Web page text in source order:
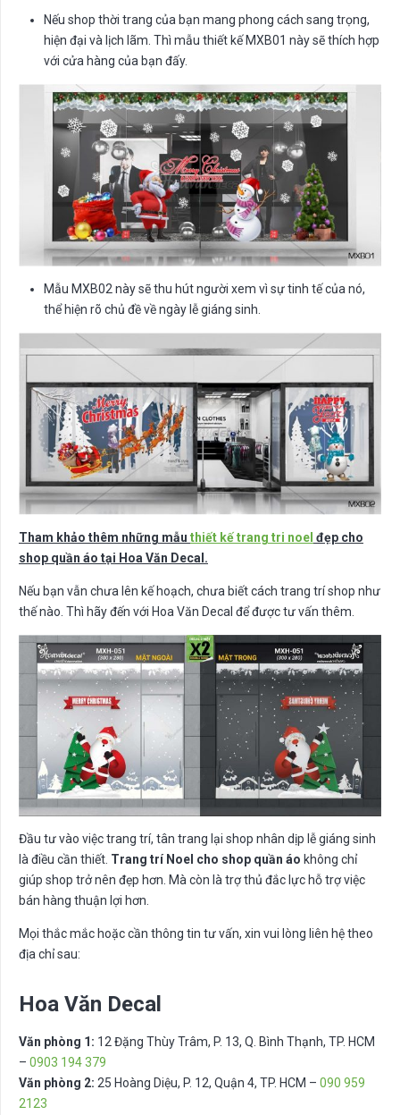
Nếu shop thời trang của bạn mang phong cách sang trọng,
hiện đại và lịch lãm. Thì mẫu thiết kế MXB01 này sẽ thích hợp
với cửa hàng của bạn đấy.
Mẫu MXB02 này sẽ thu hút người xem vì sự tinh tế của nó,
thể hiện rõ chủ đề về ngày lễ giáng sinh.
Tham khảo thêm những mẫu thiết kế trang tri noel đẹp cho
shop quần áo tại Hoa Văn Decal.
Nếu bạn vẫn chưa lên kế hoạch, chưa biết cách trang trí shop như
thế nào. Thì hãy đến với Hoa Văn Decal để được tư vấn thêm.
Đầu tư vào việc trang trí, tân trang lại shop nhân dịp lễ giáng sinh
là điều cần thiết. Trang trí Noel cho shop quần áo không chỉ
giúp shop trở nên đẹp hơn. Mà còn là trợ thủ đắc lực hỗ trợ việc
bán hàng thuận lợi hơn.
Mọi thắc mắc hoặc cần thông tin tư vấn, xin vui lòng liên hệ theo
địa chỉ sau:
Hoa Văn Decal
Văn phòng 1: 12 Đặng Thùy Trâm, P. 13, Q. Bình Thạnh, TP. HCM
– 0903 194 379
Văn phòng 2: 25 Hoàng Diệu, P. 12, Quận 4, TP. HCM – 090 959
2123